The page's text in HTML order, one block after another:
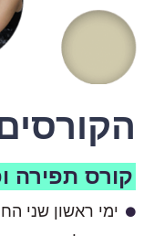
קורס תפירה
ימי ראשון שני החל מה- 15.12.25